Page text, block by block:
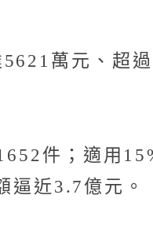
萬元、超
件；適用
逼近3.7億元。